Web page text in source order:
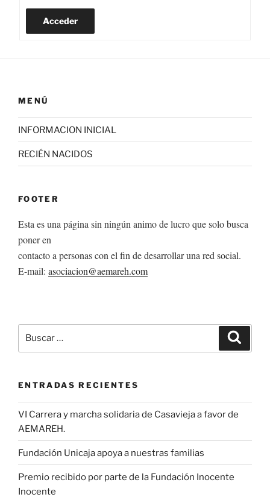
Acceder
MENÚ
INFORMACION INICIAL
RECIÉN NACIDOS
FOOTER
Esta es una página sin ningún animo de lucro que solo busca
poner en
contacto a personas con el fin de desarrollar una red social.
E-mail: asociacion@aemareh.com
por:
ENTRADAS RECIENTES
VI Carrera y marcha solidaria de Casavieja a favor de
AEMAREH.
Fundación Unicaja apoya a nuestras familias
Premio recibido por parte de la Fundación Inocente
Inocente